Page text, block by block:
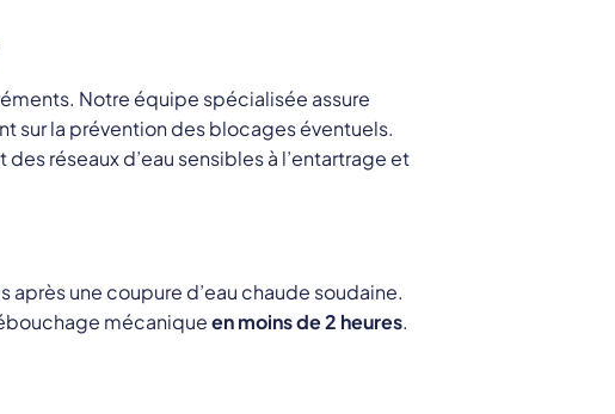
Notre équipe spécialisée assure
sur la prévention des blocages éventuels.
réseaux d’eau sensibles à l’entartrage et
une coupure d’eau chaude soudaine.
mécaniqueen moins de 2 heures.